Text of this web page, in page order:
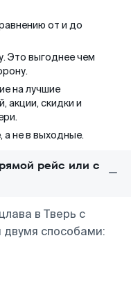
от и до
Это выгоднее чем
на лучшие
акции, скидки и
а не в выходные.
рейс или с
в Тверь с
двумя способами: